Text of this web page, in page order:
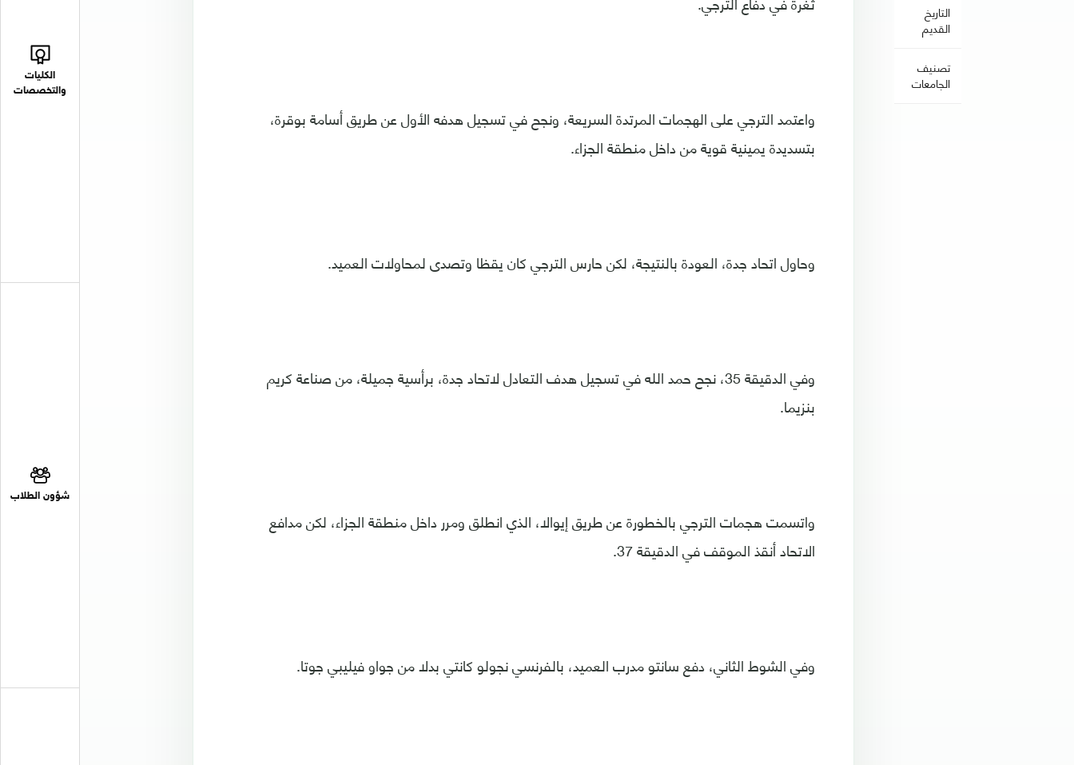
الكليات
والتخصصات
شؤون الطلاب
التاريخ
القديم
تصنيف
الجامعات
واعتمد الترجي على الهجمات المرتدة السريعة، ونجح في تسجيل هدفه الأول عن طريق أسامة بوقرة،
بتسديدة يمينية قوية من داخل منطقة الجزاء.
وحاول اتحاد جدة، العودة بالنتيجة، لكن حارس الترجي كان يقظا وتصدى لمحاولات العميد.
وفي الدقيقة 35، نجح حمد الله في تسجيل هدف التعادل لاتحاد جدة، برأسية جميلة، من صناعة كريم
بنزيما.
واتسمت هجمات الترجي بالخطورة عن طريق إيوالا، الذي انطلق ومرر داخل منطقة الجزاء، لكن مدافع
الاتحاد أنقذ الموقف في الدقيقة 37.
وفي الشوط الثاني، دفع سانتو مدرب العميد، بالفرنسي نجولو كانتي بدلا من جواو فيليبي جوتا.